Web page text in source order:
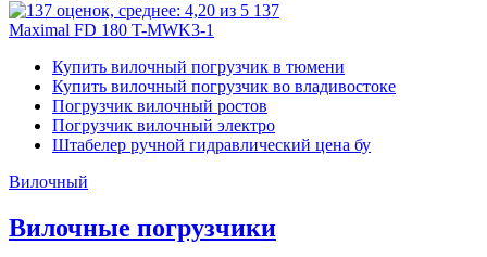
137
Maximal FD 180 T-MWK3-1
Купить вилочный погрузчик в тюмени
Купить вилочный погрузчик во владивостоке
Погрузчик вилочный ростов
Погрузчик вилочный электро
Штабелер ручной гидравлический цена бу
Вилочный
Вилочные погрузчики